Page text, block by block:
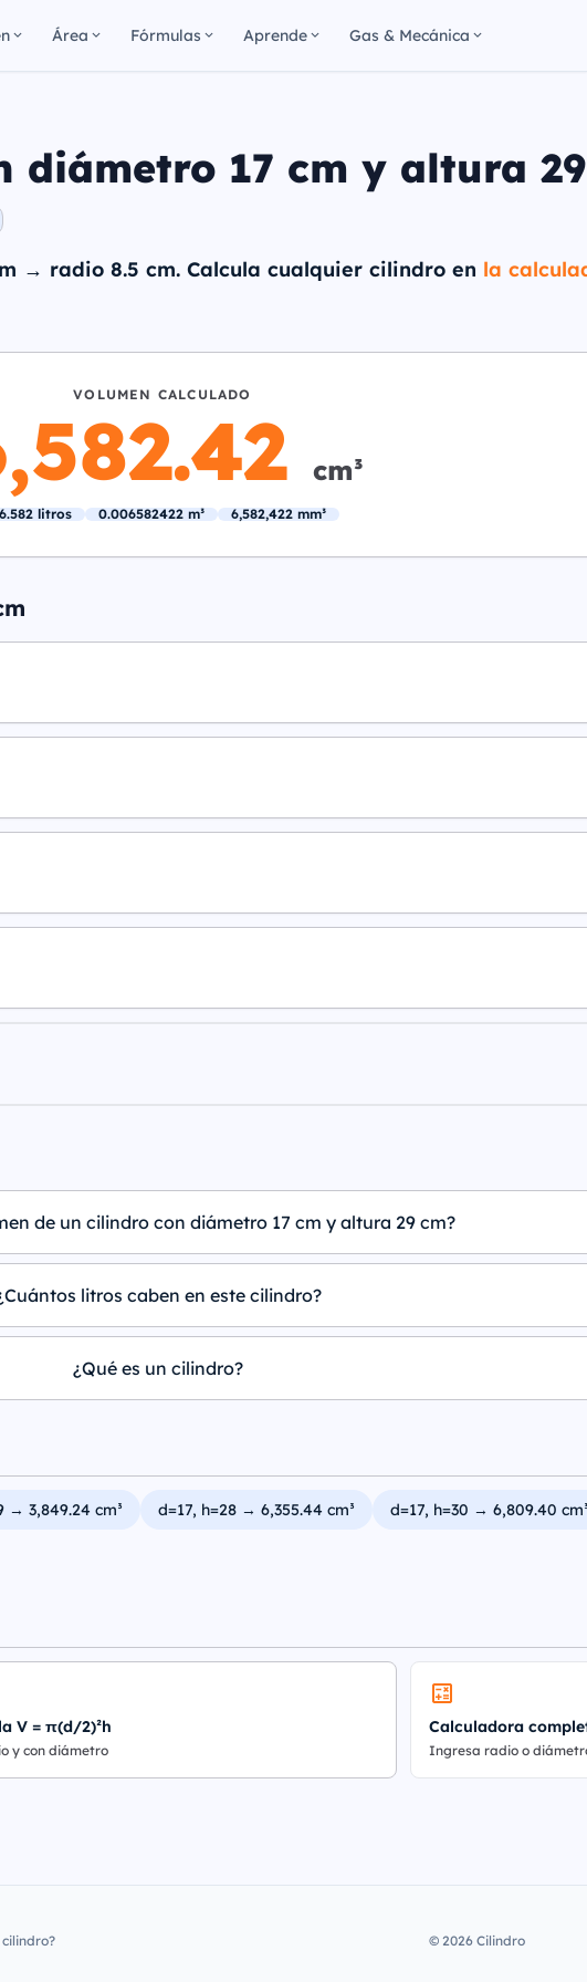
Área Fórmulas Aprende Gas & Mecánica
diámetro 17 cm y altura
→ radio 8.5 cm. Calcula cualquier cilindro en la
VOLUMEN CALCULADO
cm³
6.582 litros 0.006582422 m³ 6,582,422 mm³
de un cilindro con diámetro 17 cm y altura 29 cm?
litros caben en este cilindro?
¿Qué es un cilindro?
→ 3,849.24 cm³ d=17, h=28 → 6,355.44 cm³ d=17, h=30 → 6,809.40
V = π(d/2)²h
y con diámetro
Calculadora
Ingresa radio o
cilindro? © 2026 Cilindro